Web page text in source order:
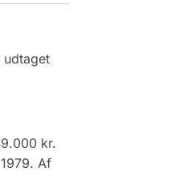
udtaget
kr.
Af